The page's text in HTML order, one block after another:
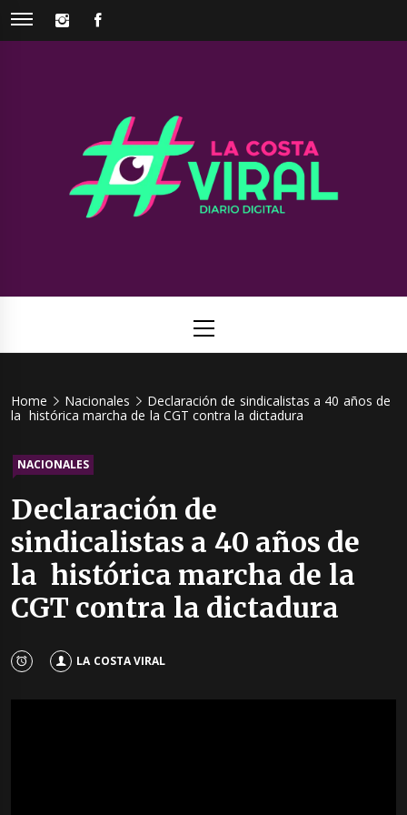
Skip
INSTAGRAM
Viral
Menu
Home Nacionales
Declaración de sindicalistas a 40 años de
la histórica marcha de la CGT contra la dictadura
NACIONALES
Declaración de
sindicalistas a 40 años de
la histórica marcha de la
CGT contra la dictadura
LA COSTA VIRAL